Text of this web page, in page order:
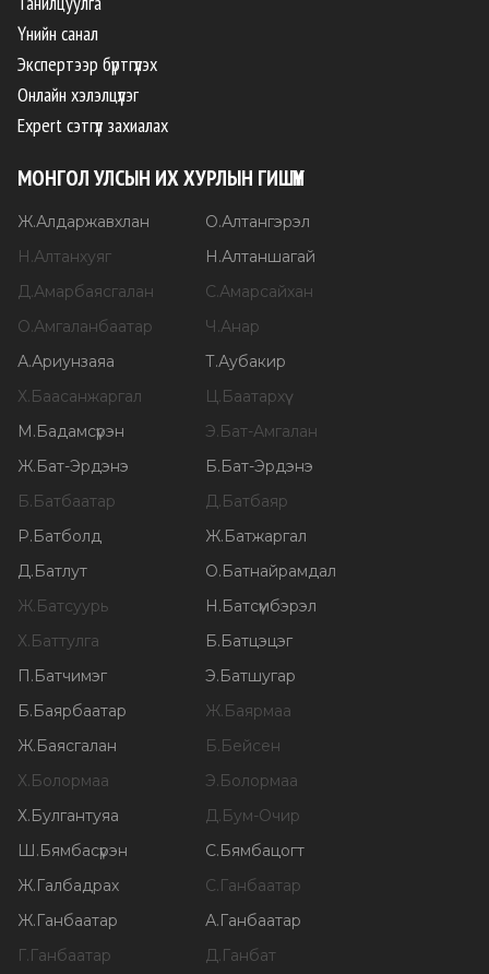
Үнийн санал
Экспертээр бүртгүүлэх
Онлайн хэлэлцүүлэг
Expert сэтгүүл захиалах
МОНГОЛ УЛСЫН ИХ ХУРЛЫН ГИШҮҮН
Ж.Алдаржавхлан О.Алтангэрэл
Н.Алтанхуяг Н.Алтаншагай
Д.Амарбаясгалан С.Амарсайхан
О.Амгаланбаатар Ч.Анар
А.Ариунзаяа Т.Аубакир
Х.Баасанжаргал Ц.Баатархүү
М.Бадамсүрэн Э.Бат-Амгалан
Ж.Бат-Эрдэнэ Б.Бат-Эрдэнэ
Б.Батбаатар Д.Батбаяр
Р.Батболд Ж.Батжаргал
Д.Батлут О.Батнайрамдал
Ж.Батсуурь Н.Батсүмбэрэл
Х.Баттулга Б.Батцэцэг
П.Батчимэг Э.Батшугар
Б.Баярбаатар Ж.Баярмаа
Ж.Баясгалан Б.Бейсен
Х.Болормаа Э.Болормаа
Х.Булгантуяа Д.Бум-Очир
Ш.Бямбасүрэн С.Бямбацогт
Ж.Галбадрах С.Ганбаатар
Ж.Ганбаатар А.Ганбаатар
Г.Ганбаатар Д.Ганбат